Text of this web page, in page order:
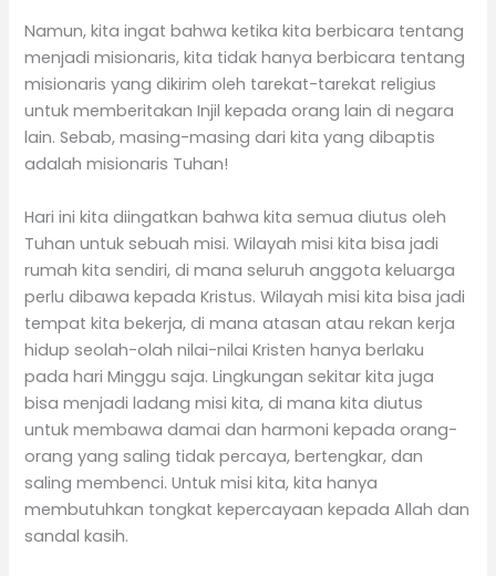
Namun, kita ingat bahwa ketika kita berbicara tentang
menjadi misionaris, kita tidak hanya berbicara tentang
misionaris yang dikirim oleh tarekat-tarekat religius
untuk memberitakan Injil kepada orang lain di negara
lain. Sebab, masing-masing dari kita yang dibaptis
adalah misionaris Tuhan!
Hari ini kita diingatkan bahwa kita semua diutus oleh
Tuhan untuk sebuah misi. Wilayah misi kita bisa jadi
rumah kita sendiri, di mana seluruh anggota keluarga
perlu dibawa kepada Kristus. Wilayah misi kita bisa jadi
tempat kita bekerja, di mana atasan atau rekan kerja
hidup seolah-olah nilai-nilai Kristen hanya berlaku
pada hari Minggu saja. Lingkungan sekitar kita juga
bisa menjadi ladang misi kita, di mana kita diutus
untuk membawa damai dan harmoni kepada orang-
orang yang saling tidak percaya, bertengkar, dan
saling membenci. Untuk misi kita, kita hanya
membutuhkan tongkat kepercayaan kepada Allah dan
sandal kasih.